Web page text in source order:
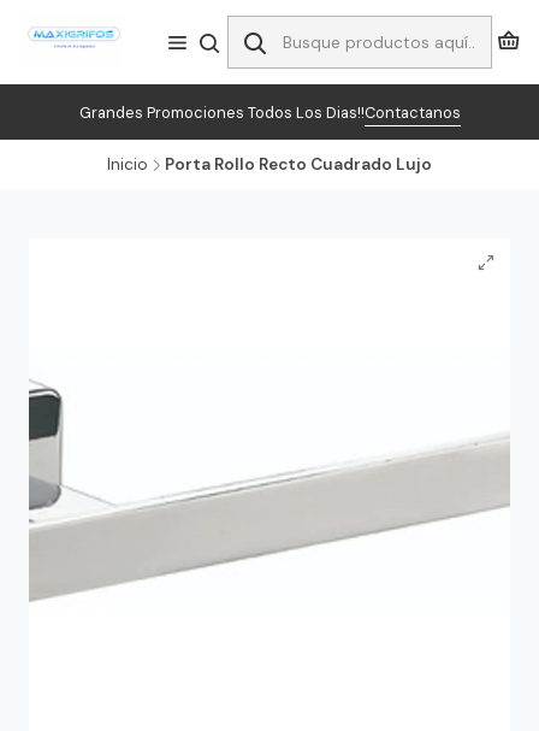
Grandes Promociones Todos Los Dias!!Contactanos
Inicio Porta Rollo Recto Cuadrado Lujo